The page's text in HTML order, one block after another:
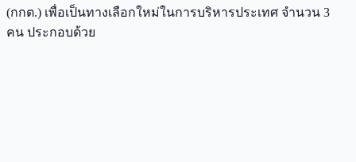
(กกต.) เพื่อเป็นทางเลือกใหม่ในการบริหารประเทศ จำนวน 3
คน ประกอบด้วย